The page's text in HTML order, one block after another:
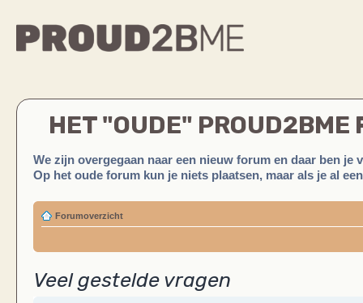
HET "OUDE" PROUD2BME
We zijn overgegaan naar een nieuw forum en daar ben je
Op het oude forum kun je niets plaatsen, maar als je al
Forumoverzicht
Veel gestelde vragen